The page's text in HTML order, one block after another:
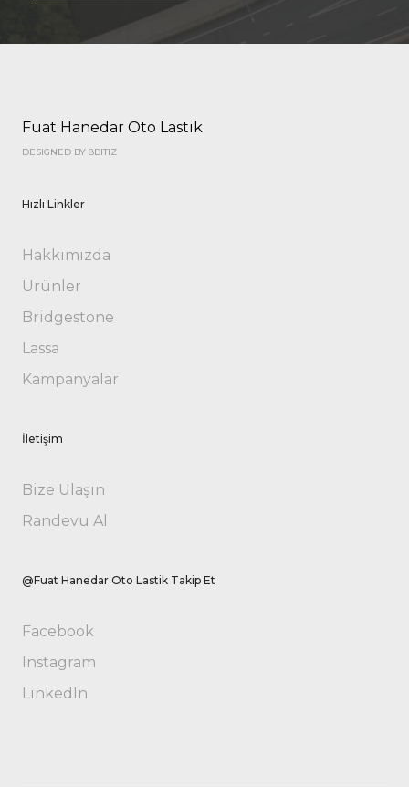
Fuat Hanedar Oto Lastik
DESIGNED BY 8BITIZ
Hızlı Linkler
Hakkımızda
Ürünler
Bridgestone
Lassa
Kampanyalar
İletişim
Bize Ulaşın
Randevu Al
@Fuat Hanedar Oto Lastik Takip Et
Facebook
Instagram
LinkedIn